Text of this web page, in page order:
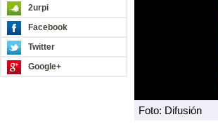
2urpi
Facebook
Twitter
Google+
Foto: Difusión